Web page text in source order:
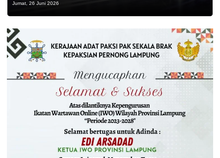
Jumat, 26 Juni 2026